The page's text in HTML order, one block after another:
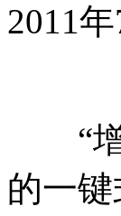
2011
“增
的一